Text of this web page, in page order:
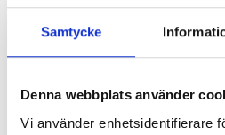
Samtycke
Denna webbplats använder
Vi använder enhetsidentifierare